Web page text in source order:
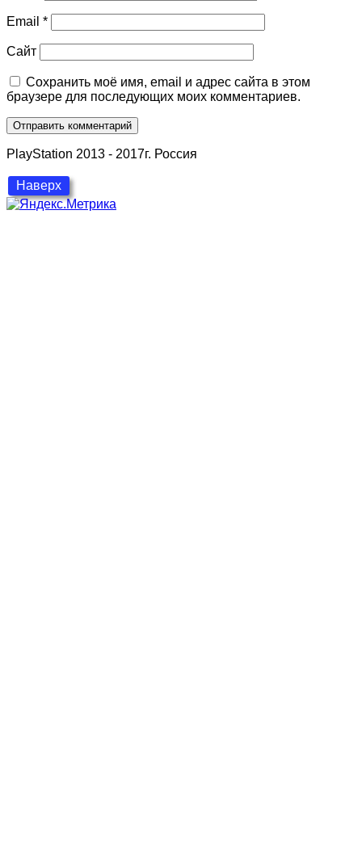
Email *
Сайт
Сохранить моё имя, email и адрес сайта в этом
браузере для последующих моих комментариев.
PlayStation 2013 - 2017г. Россия
Наверх